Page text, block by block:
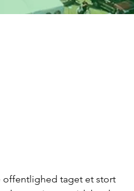
taget et stort